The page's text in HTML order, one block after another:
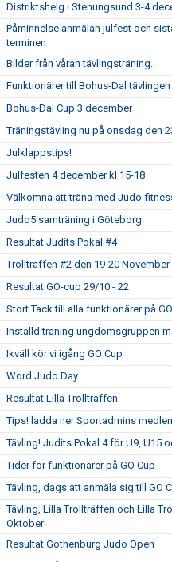
Distriktshelg i Stenungsund 3-4
Påminnelse anmälan julfest och
terminen
Bilder från våran tävlingsträning.
Funktionärer till Bohus-Dal
Bohus-Dal Cup 3 december
Träningstävling nu på onsdag den
Julklappstips!
Julfesten 4 december kl 15-18
Välkomna att träna med Judo-
Judo5 samträning i Göteborg
Resultat Judits Pokal #4
Trollträffen #2 den 19-20 November
Resultat GO-cup 29/10 - 22
Stort Tack till alla funktionärer på
Inställd träning ungdomsgruppen
Ikväll kör vi igång GO Cup
Word Judo Day
Resultat Lilla Trollträffen
Tips! ladda ner Sportadmins
Tävling! Judits Pokal 4 för U9, U15
Tider för funktionärer på GO Cup
Tävling, dags att anmäla sig till GO
Tävling, Lilla Trollträffen och Lilla
Oktober
Resultat Gothenburg Judo Open